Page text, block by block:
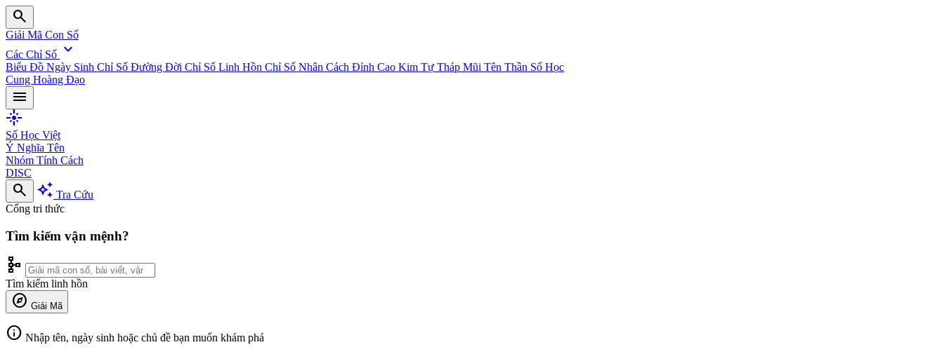
search
Giải Mã Con Số
Các Chỉ Số expand_more
Biểu Đồ Ngày Sinh Chỉ Số Đường Đời Chỉ Số Linh Hồn Chỉ Số Nhân Cách Đỉnh Cao Kim Tự Tháp Mũi Tên Thần Số Học
Cung Hoàng Đạo
menu
flare
Số Học Việt
Ý Nghĩa Tên
Nhóm Tính Cách
DISC
search auto_awesome Tra Cứu
Cổng tri thức
Tìm kiếm vận mệnh?
schema
Tìm kiếm linh hồn
explore Giải Mã
info Nhập tên, ngày sinh hoặc chủ đề bạn muốn khám phá